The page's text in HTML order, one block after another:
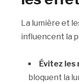
La lumière et
influencent la
Évitez
bloquent la